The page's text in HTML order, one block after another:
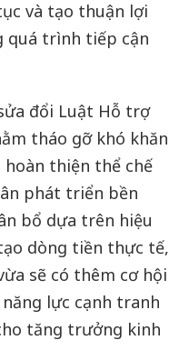
và tạo thuận lợi
quá trình tiếp cận
đổi Luật Hỗ trợ
tháo gỡ khó khăn
thiện thể chế
phát triển bền
bổ dựa trên hiệu
dòng tiền thực tế,
sẽ có thêm cơ hội
lực cạnh tranh
tăng trưởng kinh